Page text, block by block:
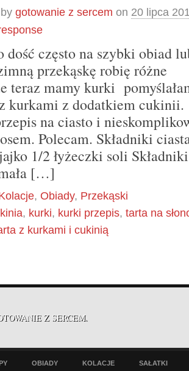
gotowanie z sercem on 20 lipca
dość często na szybki obiad
przekąskę robię różne
teraz mamy kurki
kurkami z dodatkiem cukinii.
na ciasto i
Polecam. Składniki
1/2 łyżeczki soli
[…]
, Obiady, Przekąski
, kurki, kurki przepis, tarta na
z kurkami i cukinią
Z SERCEM.
OBIADY KOLACJE SAŁATKI